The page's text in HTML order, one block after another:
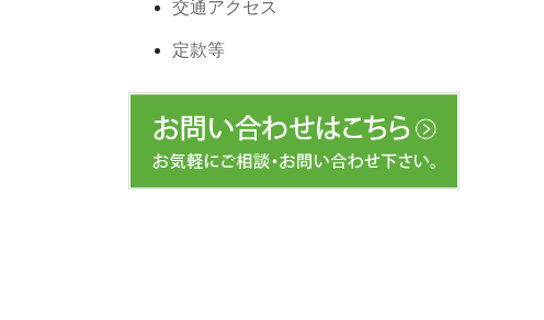
交通アクセス
定款等